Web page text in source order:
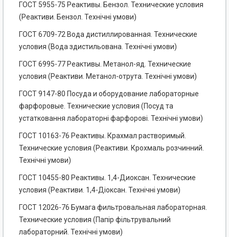
ГОСТ 5955-75 Реактивы. Бензол. Технические условия
(Реактиви. Бензол. Технічні умови)
ГОСТ 6709-72 Вода дистиллированная. Технические
условия (Вода здистильована. Технічні умови)
ГОСТ 6995-77 Реактивы. Метанол-яд. Технические
условия (Реактиви. Метанол-отрута. Технічні умови)
ГОСТ 9147-80 Посуда и оборудование лабораторные
фарфоровые. Технические условия (Посуд та
устатковання лабораторні фарфорові. Технічні умови)
ГОСТ 10163-76 Реактивы. Крахмал растворимый.
Технические условия (Реактиви. Крохмаль розчинний.
Технічні умови)
ГОСТ 10455-80 Реактивы. 1,4-Диоксан. Технические
условия (Реактиви. 1,4-Діоксан. Технічні умови)
ГОСТ 12026-76 Бумага фильтровальная лабораторная.
Технические условия (Папір фільтрувальний
лабораторний. Технічні умови)